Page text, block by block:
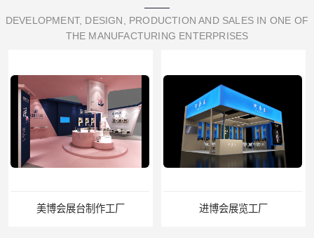
DEVELOPMENT, DESIGN, PRODUCTION AND SALES IN ONE OF
THE MANUFACTURING ENTERPRISES
美博会展台制作工厂 进博会展览工厂